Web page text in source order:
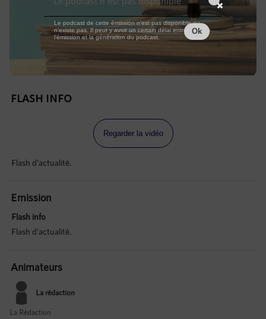
FLASH INFO
Regarder la vidéo
Flash d'actualité.
Emission
Flash info
Flash d'actualité.
Animateurs
La rédaction
La Rédaction
Le podcast de cette émission n'est pas disponible ou
n'existe pas. Il peut y avoir un certain délai entre la fin de
l'émission et la génération du podcast.
Ok